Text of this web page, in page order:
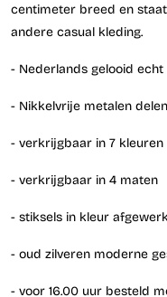
centimeter breed en
andere casual kleding.
- Nederlands gelooid echt
- Nikkelvrije metalen delen
- verkrijgbaar in 7 kleuren
- verkrijgbaar in 4 maten
- stiksels in kleur
- oud zilveren moderne
- voor 16.00 uur besteld